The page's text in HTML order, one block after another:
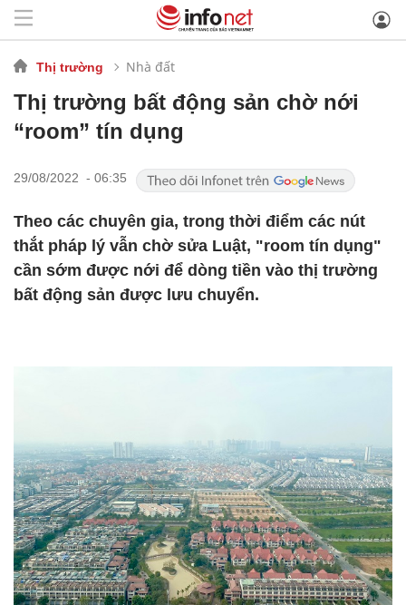
Thị trường Nhà đất
Thị trường bất động sản chờ nới
“room” tín dụng
29/08/2022 - 06:35
Theo các chuyên gia, trong thời điểm các nút
thắt pháp lý vẫn chờ sửa Luật, "room tín dụng"
cần sớm được nới để dòng tiền vào thị trường
bất động sản được lưu chuyển.